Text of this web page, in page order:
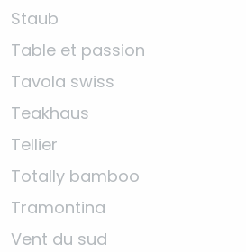
Staub
Table et passion
Tavola swiss
Teakhaus
Tellier
Totally bamboo
Tramontina
Vent du sud